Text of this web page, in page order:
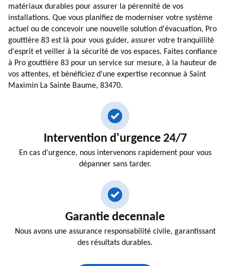
matériaux durables pour assurer la pérennité de vos
installations. Que vous planifiez de moderniser votre système
actuel ou de concevoir une nouvelle solution d'évacuation, Pro
gouttière 83 est là pour vous guider, assurer votre tranquillité
d'esprit et veiller à la sécurité de vos espaces. Faites confiance
à Pro gouttière 83 pour un service sur mesure, à la hauteur de
vos attentes, et bénéficiez d'une expertise reconnue à Saint
Maximin La Sainte Baume, 83470.
Intervention d'urgence 24/7
En cas d'urgence, nous intervenons rapidement pour vous
dépanner sans tarder.
Garantie decennale
Nous avons une assurance responsabilité civile, garantissant
des résultats durables.